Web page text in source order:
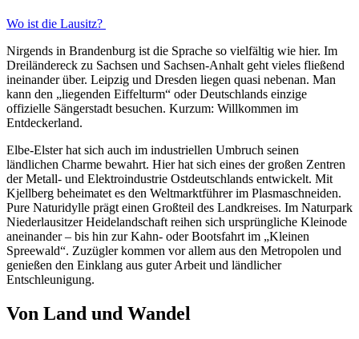
Wo ist die Lausitz?
Nirgends in Brandenburg ist die Sprache so vielfältig wie hier. Im
Dreiländereck zu Sachsen und Sachsen-Anhalt geht vieles fließend
ineinander über. Leipzig und Dresden liegen quasi nebenan. Man
kann den „liegenden Eiffelturm“ oder Deutschlands einzige
offizielle Sängerstadt besuchen. Kurzum: Willkommen im
Entdeckerland.
Elbe-Elster hat sich auch im industriellen Umbruch seinen
ländlichen Charme bewahrt. Hier hat sich eines der großen Zentren
der Metall- und Elektroindustrie Ostdeutschlands entwickelt. Mit
Kjellberg beheimatet es den Weltmarktführer im Plasmaschneiden.
Pure Naturidylle prägt einen Großteil des Landkreises. Im Naturpark
Niederlausitzer Heidelandschaft reihen sich ursprüngliche Kleinode
aneinander – bis hin zur Kahn- oder Bootsfahrt im „Kleinen
Spreewald“. Zuzügler kommen vor allem aus den Metropolen und
genießen den Einklang aus guter Arbeit und ländlicher
Entschleunigung.
Von Land und Wandel